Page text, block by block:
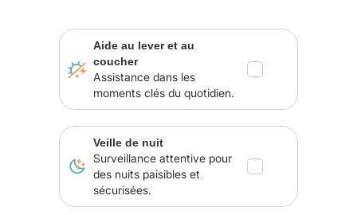
Aide au lever et au
coucher
Assistance dans les
moments clés du quotidien.
Veille de nuit
Surveillance attentive pour
des nuits paisibles et
sécurisées.